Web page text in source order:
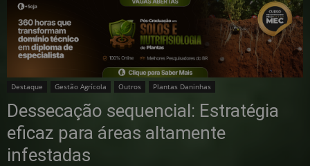
Destaque Gestão Agrícola Outros Plantas Daninhas
Dessecação sequencial: Estratégia
eficaz para áreas altamente
infestadas